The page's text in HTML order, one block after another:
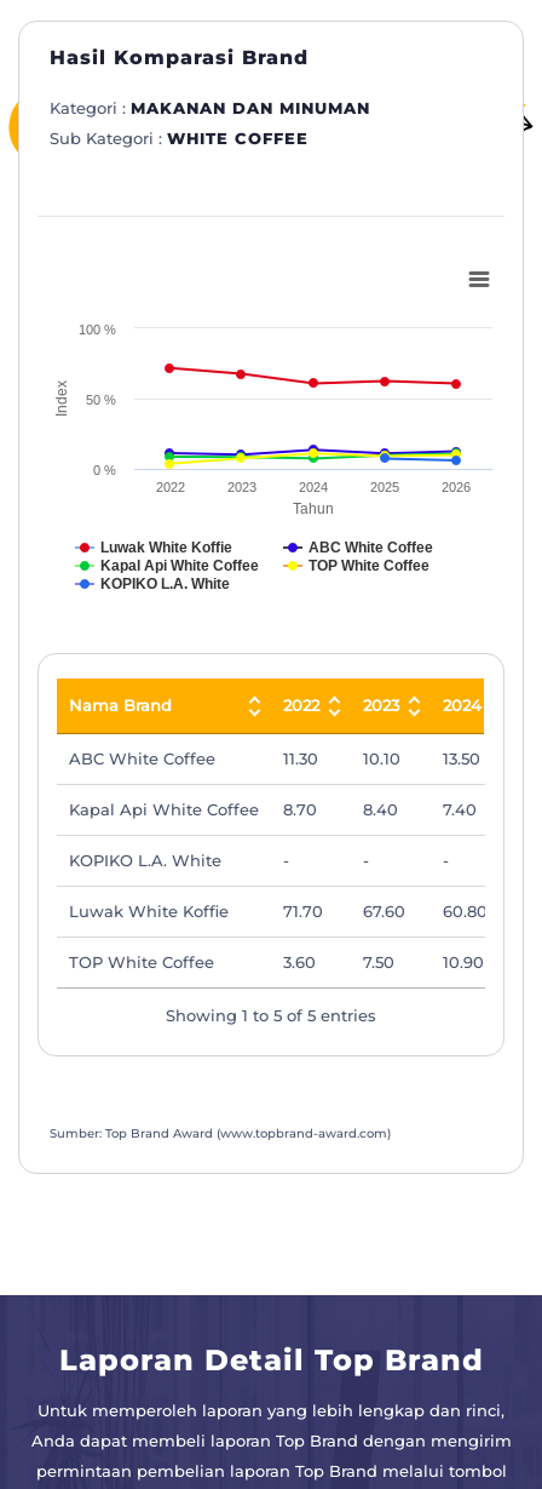
Hasil Komparasi Brand
Kategori : MAKANAN DAN MINUMAN
Sub Kategori : WHITE COFFEE
www.topbrand-award.com
The chart has 1 X axis displaying Tahun.
Tahun
Index
Luwak White Koffie
ABC White Coffee
Kapal Api White Coffee
TOP White Coffee
KOPIKO L.A. White
2022 2023 2024 2025 2026
0 %
50 %
100 %
Nama Brand 2022 2023 2024
Nama Brand 2022 2023 2024
ABC White Coffee 11.30 10.10 13.50
Kapal Api White Coffee 8.70 8.40 7.40
KOPIKO L.A. White - - -
Luwak White Koffie 71.70 67.60 60.80
TOP White Coffee 3.60 7.50 10.90
Showing 1 to 5 of 5 entries
Sumber: Top Brand Award (www.topbrand-award.com)
Laporan Detail Top Brand
Untuk memperoleh laporan yang lebih lengkap dan rinci,
Anda dapat membeli laporan Top Brand dengan mengirim
permintaan pembelian laporan Top Brand melalui tombol